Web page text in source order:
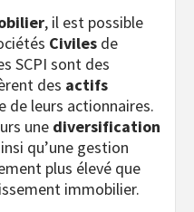
, il est possible
Civiles de
SCPI sont des
des actifs
de leurs actionnaires.
une diversification
qu’une gestion
plus élevé que
immobilier.